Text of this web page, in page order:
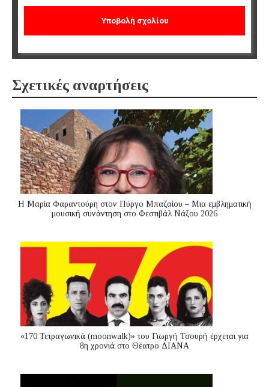
Σχετικές αναρτήσεις
Η Μαρία Φαραντούρη στον Πύργο Μπαζαίου – Μια εμβληματική
μουσική συνάντηση στο Φεστιβάλ Νάξου 2026
«170 Τετραγωνικά (moonwalk)» του Γιωργή Τσουρή έρχεται για
8η χρονιά στο Θέατρο ΔΙΑΝΑ